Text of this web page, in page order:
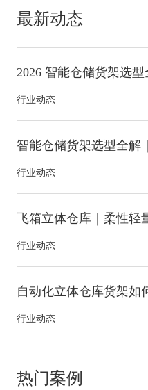
最新动态
2026 智能仓储货架选
配适配的货架系统
行业动态
智能仓储货架选型全解
配的货架系统
行业动态
飞箱立体仓库｜柔性轻
化立体仓库解决方案
行业动态
自动化立体仓库货架如
备提升作业效率？
行业动态
热门案例